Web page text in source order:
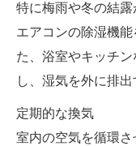
特に梅雨や冬の結
エアコンの除湿機
た、浴室やキッチ
し、湿気を外に排出
定期的な換気
室内の空気を循環